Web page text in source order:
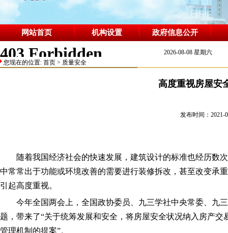
网站首页 机构设置 政府信息公开
2026-08-08 星期六
您现在的位置: 首页 > 质量安全
高度重视房屋安
发布时间：2021-
随着我国经济社会的快速发展，建筑设计的标准也经历数
中常常出于功能或环境改善的需要进行装修拆改，甚至改变承
引起高度重视。
今年全国两会上，全国政协委员、九三学社中央常委、九
题，带来了“关于统筹发展和安全，将房屋安全状况纳入房产
管理机制的提案”。